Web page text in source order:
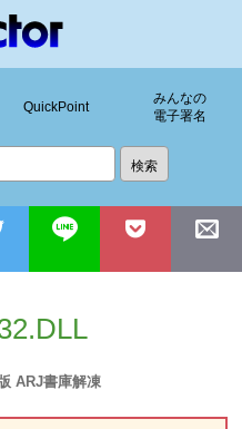
QuickPoint
みんなの
電子署名
ARJ書庫解凍